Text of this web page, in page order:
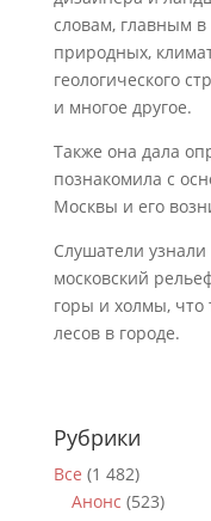
словам, главным
природных,
геологического
и многое другое.
Также она дала
познакомила с
Москвы и его
Слушатели
московский
горы и холмы, что
лесов в городе.
Рубрики
Все (1 482)
Анонс (523)